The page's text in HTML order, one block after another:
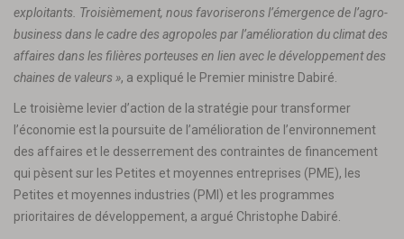
exploitants. Troisièmement, nous favoriserons l’émergence de l’agro-
business dans le cadre des agropoles par l’amélioration du climat des
affaires dans les filières porteuses en lien avec le développement des
chaines de valeurs », a expliqué le Premier ministre Dabiré.
Le troisième levier d’action de la stratégie pour transformer
l’économie est la poursuite de l’amélioration de l’environnement
des affaires et le desserrement des contraintes de financement
qui pèsent sur les Petites et moyennes entreprises (PME), les
Petites et moyennes industries (PMI) et les programmes
prioritaires de développement, a argué Christophe Dabiré.